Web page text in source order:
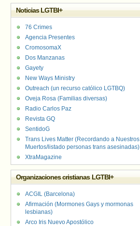
Noticias LGTBI+
76 Crimes
Agencia Presentes
CromosomaX
Dos Manzanas
Gayety
New Ways Ministry
Outreach (un recurso católico LGTBQ)
Oveja Rosa (Familias diversas)
Radio Carlos Paz
Revista GQ
SentidoG
Trans Lives Matter (Recordando a Nuestros
Muertos/listado personas trans asesinadas)
XtraMagazine
Organizaciones cristianas LGTBI+
ACGIL (Barcelona)
Afirmación (Mormones Gays y mormonas
lesbianas)
Arco Iris Nuevo Apostólico